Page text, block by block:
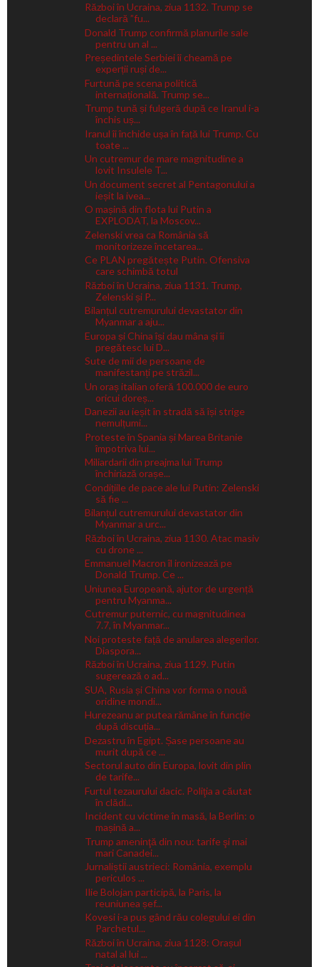
Război în Ucraina, ziua 1132. Trump se
declară ”fu...
Donald Trump confirmă planurile sale
pentru un al ...
Președintele Serbiei îi cheamă pe
experții ruși de...
Furtună pe scena politică
internațională. Trump se...
Trump tună și fulgeră după ce Iranul i-a
închis uș...
Iranul îi închide ușa în față lui Trump. Cu
toate ...
Un cutremur de mare magnitudine a
lovit Insulele T...
Un document secret al Pentagonului a
ieșit la ivea...
O mașină din flota lui Putin a
EXPLODAT, la Moscov...
Zelenski vrea ca România să
monitorizeze încetarea...
Ce PLAN pregătește Putin. Ofensiva
care schimbă totul
Război în Ucraina, ziua 1131. Trump,
Zelenski și P...
Bilanțul cutremurului devastator din
Myanmar a aju...
Europa și China își dau mâna și îi
pregătesc lui D...
Sute de mii de persoane de
manifestanți pe străzil...
Un oraș italian oferă 100.000 de euro
oricui doreș...
Danezii au ieșit în stradă să își strige
nemulțumi...
Proteste în Spania și Marea Britanie
împotriva lui...
Miliardarii din preajma lui Trump
închiriază orașe...
Condițiile de pace ale lui Putin: Zelenski
să fie ...
Bilanțul cutremurului devastator din
Myanmar a urc...
Război în Ucraina, ziua 1130. Atac masiv
cu drone ...
Emmanuel Macron îl ironizează pe
Donald Trump. Ce ...
Uniunea Europeană, ajutor de urgență
pentru Myanma...
Cutremur puternic, cu magnitudinea
7.7, în Myanmar...
Noi proteste față de anularea alegerilor.
Diaspora...
Război în Ucraina, ziua 1129. Putin
sugerează o ad...
SUA, Rusia și China vor forma o nouă
oridine mondi...
Hurezeanu ar putea rămâne în funcție
după discuția...
Dezastru în Egipt. Șase persoane au
murit după ce ...
Sectorul auto din Europa, lovit din plin
de tarife...
Furtul tezaurului dacic. Poliţia a căutat
în clădi...
Incident cu victime în masă, la Berlin: o
mașină a...
Trump ameninţă din nou: tarife şi mai
mari Canadei...
Jurnaliștii austrieci: România, exemplu
periculos ...
Ilie Bolojan participă, la Paris, la
reuniunea șef...
Kovesi i-a pus gând rău colegului ei din
Parchetul...
Război în Ucraina, ziua 1128: Orașul
natal al lui ...